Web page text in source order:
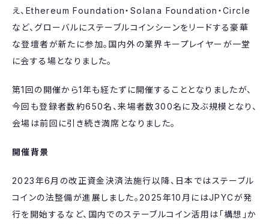
え、Ethereum Foundation・Solana Foundation・Circle
など、グローバルにステーブルコインシーンをリードする豪華
な登壇者が新たに参加。国内外の業界キープレイヤーが一堂
に会する場となりました。
第1回の開催から1年も経たずに開催することとなりましたが、
今回も登録者数約650名、来場者数300名に及ぶ規模となり、
会場は前回に引き続き満席となりました。
開催背景
2023年6月の改正資金決済法施行以降、日本ではステーブル
コインの法整備が進展しました。2025年10月にはJPYCが発
行を開始するなど、国内でのステーブルコイン活用は「構想」か